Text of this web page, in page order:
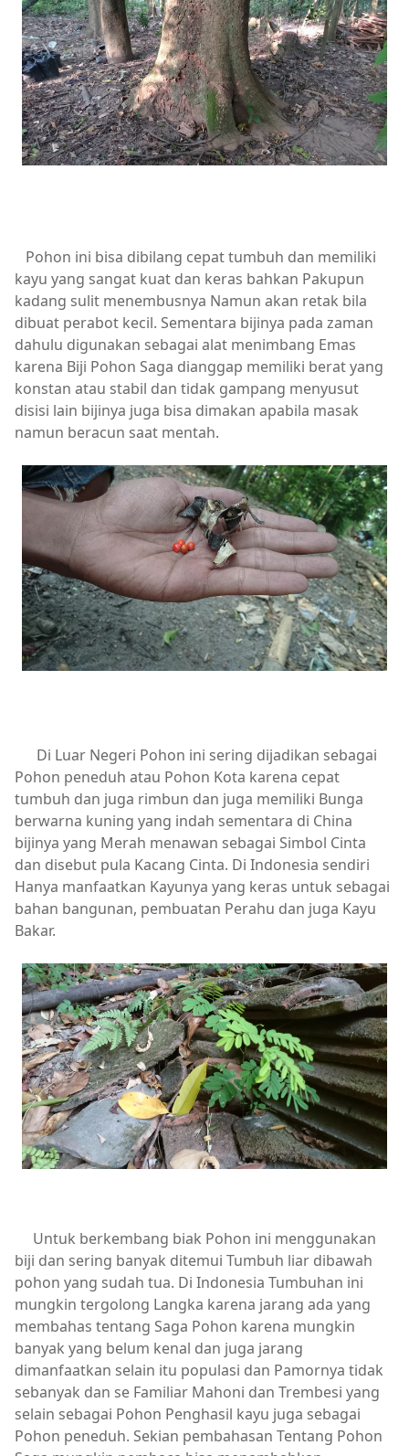
Pohon ini bisa dibilang cepat tumbuh dan memiliki
kayu yang sangat kuat dan keras bahkan Pakupun
kadang sulit menembusnya Namun akan retak bila
dibuat perabot kecil. Sementara bijinya pada zaman
dahulu digunakan sebagai alat menimbang Emas
karena Biji Pohon Saga dianggap memiliki berat yang
konstan atau stabil dan tidak gampang menyusut
disisi lain bijinya juga bisa dimakan apabila masak
namun beracun saat mentah.
Di Luar Negeri Pohon ini sering dijadikan sebagai
Pohon peneduh atau Pohon Kota karena cepat
tumbuh dan juga rimbun dan juga memiliki Bunga
berwarna kuning yang indah sementara di China
bijinya yang Merah menawan sebagai Simbol Cinta
dan disebut pula Kacang Cinta. Di Indonesia sendiri
Hanya manfaatkan Kayunya yang keras untuk sebagai
bahan bangunan, pembuatan Perahu dan juga Kayu
Bakar.
Untuk berkembang biak Pohon ini menggunakan
biji dan sering banyak ditemui Tumbuh liar dibawah
pohon yang sudah tua. Di Indonesia Tumbuhan ini
mungkin tergolong Langka karena jarang ada yang
membahas tentang Saga Pohon karena mungkin
banyak yang belum kenal dan juga jarang
dimanfaatkan selain itu populasi dan Pamornya tidak
sebanyak dan se Familiar Mahoni dan Trembesi yang
selain sebagai Pohon Penghasil kayu juga sebagai
Pohon peneduh. Sekian pembahasan Tentang Pohon